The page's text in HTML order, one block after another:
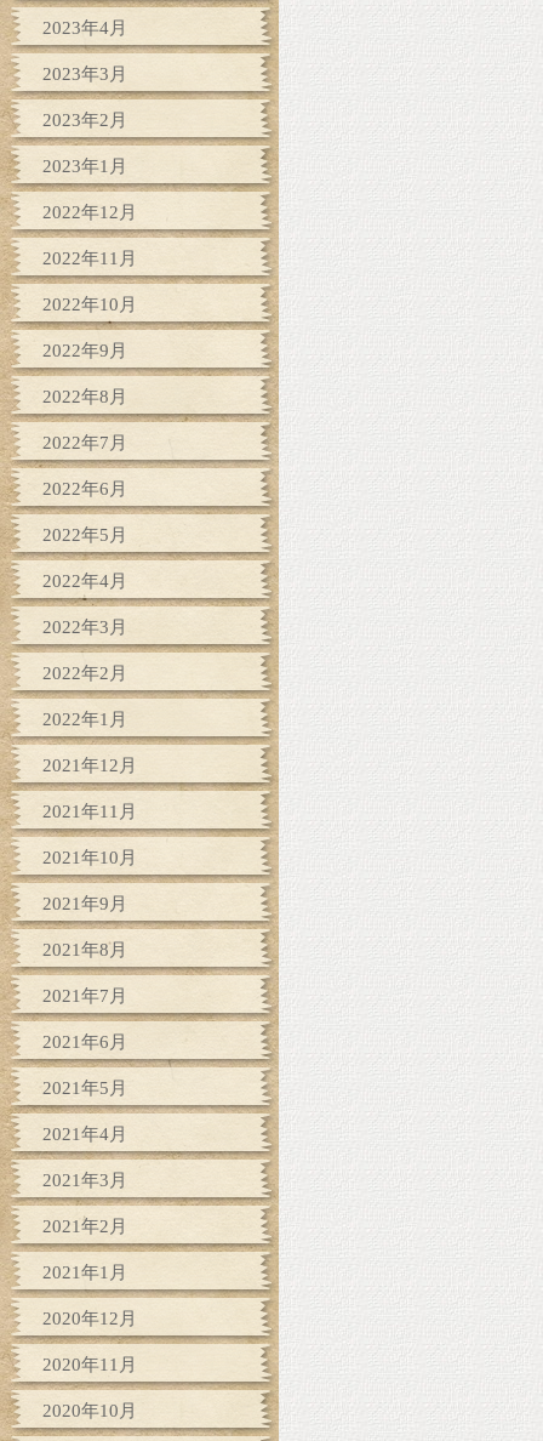
2023年4月
2023年3月
2023年2月
2023年1月
2022年12月
2022年11月
2022年10月
2022年9月
2022年8月
2022年7月
2022年6月
2022年5月
2022年4月
2022年3月
2022年2月
2022年1月
2021年12月
2021年11月
2021年10月
2021年9月
2021年8月
2021年7月
2021年6月
2021年5月
2021年4月
2021年3月
2021年2月
2021年1月
2020年12月
2020年11月
2020年10月